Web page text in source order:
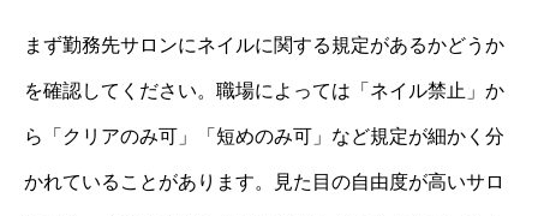
まず勤務先サロンにネイルに関する規定があるかどうか
を確認してください。職場によっては「ネイル禁止」か
ら「クリアのみ可」「短めのみ可」など規定が細かく分
かれていることがあります。見た目の自由度が高いサロ